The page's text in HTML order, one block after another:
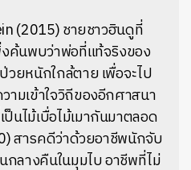
(2015) ชายชาวฮินดูที่
งค้นพบว่าพ่อที่แท้จริงของ
วยหนักใกล้ตาย เพื่อจะไป
ามเข้าใจวิถีของอีกศาสนา
นไม้เบื่อไม้เมากันมาตลอด
สารคดีว่าด้วยอาชีพนักจับ
ลางคืนในมุมไบ อาชีพที่ไม่